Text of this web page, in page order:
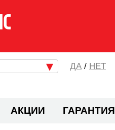
/ НЕТ
АКЦИИ ГАРАНТИЯ